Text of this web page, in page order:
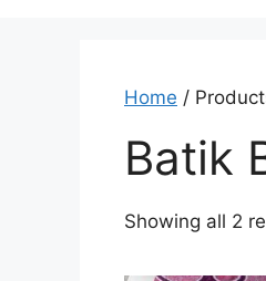
Home /
Batik
Showing all 2